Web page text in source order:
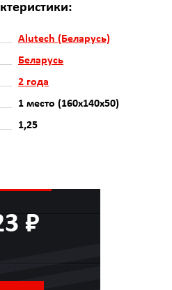
Alutech (Беларусь)
Беларусь
2 года
1 место (160x140x50)
1,25
₽